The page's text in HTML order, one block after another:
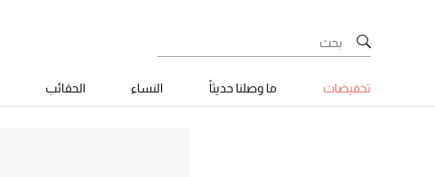
تخفيضات ما وصلنا حديثاً النساء الحقائب